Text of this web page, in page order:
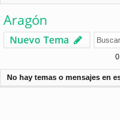
es
rá
pi
d
Aragón
Nuevo Tema
No hay temas o mensajes en